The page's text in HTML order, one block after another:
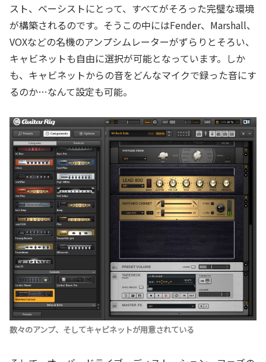
スト、ベーシストにとって、すべてがそろった完璧な環境
が構築されるのです。そうこの中にはFender、Marshall、
VOXなどの名機のアンプシムレーターがずらりとそろい、
キャビネットも自由に選択が可能となっています。しか
も、キャビネットからの音をどんなマイクで録った音にす
るのか…なんて設定も可能。
数々のアンプ、そしてキャビネットが用意されている